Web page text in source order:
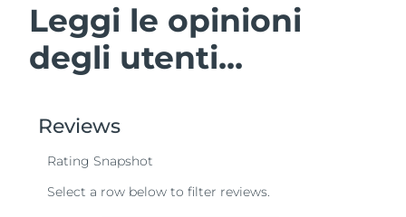
Leggi le opinioni
degli utenti...